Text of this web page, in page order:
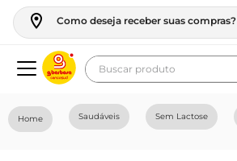
Como deseja receber suas compras?
Buscar produto
Saudáveis Sem Lactose
geladeira